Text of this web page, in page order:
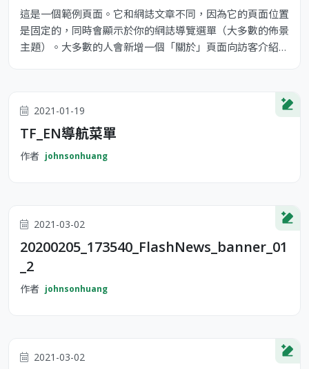
這是一個範例頁面。它和網誌文章不同，因為它的頁面位置
是固定的，同時會顯示於你的網誌導覽選單（大多數的佈景
主題）。大多數的人會新增一個「關於」頁面向訪客介紹自
Doohickey Comany 成立於 1971 年，公司成立以來，
2021-01-19
TF_EN導航菜單
作者 johnsonhuang
2021-03-02
20200205_173540_FlashNews_banner_01
_2
作者 johnsonhuang
2021-03-02